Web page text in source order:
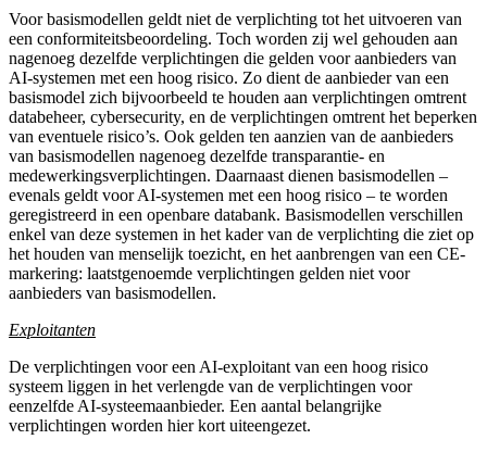
Voor basismodellen geldt niet de verplichting tot het uitvoeren van
een conformiteitsbeoordeling. Toch worden zij wel gehouden aan
nagenoeg dezelfde verplichtingen die gelden voor aanbieders van
AI-systemen met een hoog risico. Zo dient de aanbieder van een
basismodel zich bijvoorbeeld te houden aan verplichtingen omtrent
databeheer, cybersecurity, en de verplichtingen omtrent het beperken
van eventuele risico’s. Ook gelden ten aanzien van de aanbieders
van basismodellen nagenoeg dezelfde transparantie- en
medewerkingsverplichtingen. Daarnaast dienen basismodellen –
evenals geldt voor AI-systemen met een hoog risico – te worden
geregistreerd in een openbare databank. Basismodellen verschillen
enkel van deze systemen in het kader van de verplichting die ziet op
het houden van menselijk toezicht, en het aanbrengen van een CE-
markering: laatstgenoemde verplichtingen gelden niet voor
aanbieders van basismodellen.
Exploitanten
De verplichtingen voor een AI-exploitant van een hoog risico
systeem liggen in het verlengde van de verplichtingen voor
eenzelfde AI-systeemaanbieder. Een aantal belangrijke
verplichtingen worden hier kort uiteengezet.